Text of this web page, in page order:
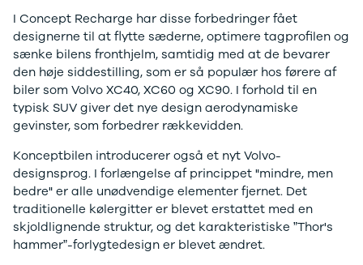
Privatleasing
Tilbud
IONIQ 5
Modeller
Anmeldelser
Privatleasing
Tilbud
IONIQ 5 N
Modeller
Anmeldelser
Privatleasing
Tilbud
IONIQ 6
Modeller
500L Wagon
Panda
500e
500X
Tipo
Doblo Cargo
Ducato 33
Ducato 35
Talento
Ford
Se alle Ford
Elbil
SUV
Stationcar
I Concept Recharge har disse forbedringer fået
designerne til at flytte sæderne, optimere tagprofilen og
sænke bilens fronthjelm, samtidig med at de bevarer
den høje siddestilling, som er så populær hos førere af
biler som Volvo XC40, XC60 og XC90. I forhold til en
typisk SUV giver det nye design aerodynamiske
gevinster, som forbedrer rækkevidden.
Konceptbilen introducerer også et nyt Volvo-
designsprog. I forlængelse af princippet "mindre, men
bedre" er alle unødvendige elementer fjernet. Det
traditionelle kølergitter er blevet erstattet med en
skjoldlignende struktur, og det karakteristiske ”Thor's
hammer”-forlygtedesign er blevet ændret.